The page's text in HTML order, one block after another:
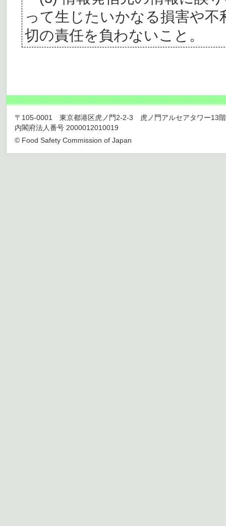
って生じたいかなる損害や
切の責任を負わないこと。
〒105-0001 東京都港区虎ノ門2-2-3 虎ノ門アルセアタワー13
内閣府法人番号 2000012010019
© Food Safety Commission of Japan